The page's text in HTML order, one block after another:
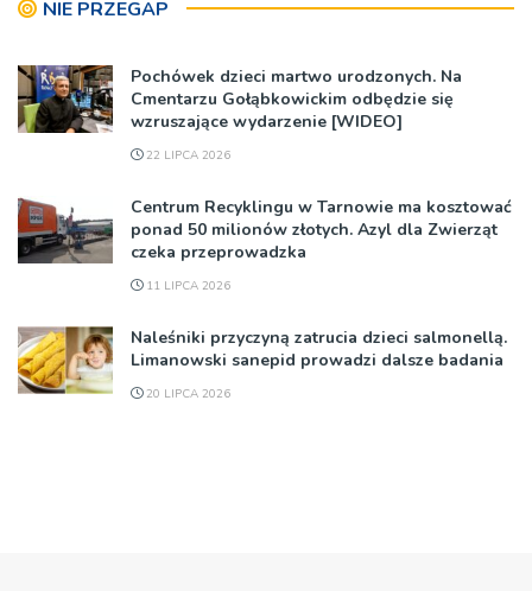
NIE PRZEGAP
Pochówek dzieci martwo urodzonych. Na
Cmentarzu Gołąbkowickim odbędzie się
wzruszające wydarzenie [WIDEO]
22 LIPCA 2026
Centrum Recyklingu w Tarnowie ma kosztować
ponad 50 milionów złotych. Azyl dla Zwierząt
czeka przeprowadzka
11 LIPCA 2026
Naleśniki przyczyną zatrucia dzieci salmonellą.
Limanowski sanepid prowadzi dalsze badania
20 LIPCA 2026